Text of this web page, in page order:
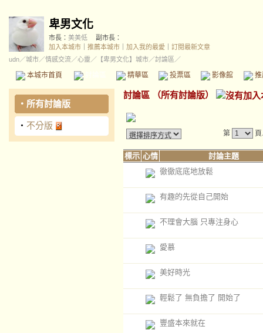
卑男文化
市長： 美美低
副市長：
加入本城市
推薦本城市 加入我的最愛
訂閱最新文章
udn／城市／情感交流／心靈 ／ 【卑男文化】城市／討論區／
本城市首頁 精華區 投票區 影像館
‧ 所有討論版
‧ 不分版
討論區 （所有討論版）
第
標示 心情
討論主題
徹徹底底地放鬆
有趣的先從自己開始
不理會大腦 只專注身心
愛慕
美好時光
輕鬆了 無負擔了 開始了
豐盛本來就在